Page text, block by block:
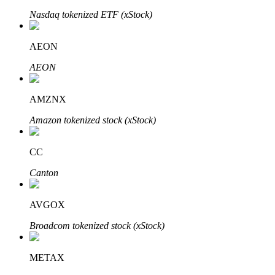
Pożyczki
Usługa pożyczek wspieranych kryptowalutami
Nasdaq tokenized ETF (xStock)
AEON
AEON
AMZNX
Amazon tokenized stock (xStock)
CC
Canton
AVGOX
Broadcom tokenized stock (xStock)
METAX